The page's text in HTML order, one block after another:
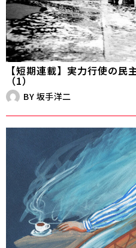
【短期連載】実力行使の民
（1）
BY 坂手洋二